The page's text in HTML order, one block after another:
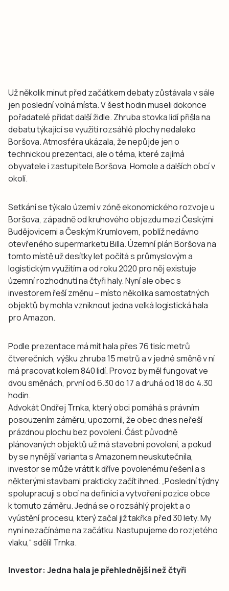
Už několik minut před začátkem debaty zůstávala v sále
jen poslední volná místa. V šest hodin museli dokonce
pořadatelé přidat další židle. Zhruba stovka lidí přišla na
debatu týkající se využití rozsáhlé plochy nedaleko
Boršova. Atmosféra ukázala, že nepůjde jen o
technickou prezentaci, ale o téma, které zajímá
obyvatele i zastupitele Boršova, Homole a dalších obcí v
okolí.
Setkání se týkalo území v zóně ekonomického rozvoje u
Boršova, západně od kruhového objezdu mezi Českými
Budějovicemi a Českým Krumlovem, poblíž nedávno
otevřeného supermarketu Billa. Územní plán Boršova na
tomto místě už desítky let počítá s průmyslovým a
logistickým využitím a od roku 2020 pro něj existuje
územní rozhodnutí na čtyři haly. Nyní ale obec s
investorem řeší změnu – místo několika samostatných
objektů by mohla vzniknout jedna velká logistická hala
pro Amazon.
Podle prezentace má mít hala přes 76 tisíc metrů
čtverečních, výšku zhruba 15 metrů a v jedné směně v ní
má pracovat kolem 840 lidí. Provoz by měl fungovat ve
dvou směnách, první od 6.30 do 17 a druhá od 18 do 4.30
hodin.
Advokát Ondřej Trnka, který obci pomáhá s právním
posouzením záměru, upozornil, že obec dnes neřeší
prázdnou plochu bez povolení. Část původně
plánovaných objektů už má stavební povolení, a pokud
by se nynější varianta s Amazonem neuskutečnila,
investor se může vrátit k dříve povolenému řešení a s
některými stavbami prakticky začít ihned. „Poslední týdny
spolupracuji s obcí na definici a vytvoření pozice obce
k tomuto záměru. Jedná se o rozsáhlý projekt a o
vyústění procesu, který začal již takřka před 30 lety. My
nyní nezačínáme na začátku. Nastupujeme do rozjetého
vlaku,“ sdělil Trnka.
Investor: Jedna hala je přehlednější než čtyři